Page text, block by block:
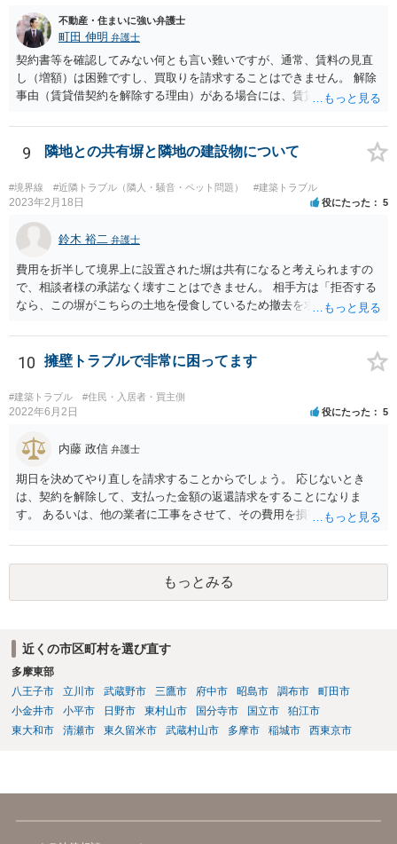
不動産・住まいに強い弁護士
町田 伸明 弁護士
契約書等を確認してみない何とも言い難いですが、通常、賃料の見直
し（増額）は困難ですし、買取りを請求することはできません。 解除
事由（賃貸借契約を解除する理由）がある場合には、賃貸借契約を解
めることができる状況であれば、事実上、賃料の見直し（増額）や買
取りの交渉をすることもあり得るでしょう。 反対に、明け渡しを求め
ることが難しいのであれば、賃料の見直し（増額）や買取りの交渉も
困難とならざるを得ないでしょう。 いずれにしても、（強制的な）明
け渡しなどの請求もお考えなのであれば、現況や契約書等の確認が不
可欠ですから、資料等一式を持参して弁護士にご相談された方がよい
かと思います。
9 隣地との共有塀と隣地の建設物について
#境界線 #近隣トラブル（隣人・騒音・ペット問題） #建築トラブル
2023年2月18日 役にたった 5
鈴木 裕二 弁護士
費用を折半して境界上に設置された塀は共有になると考えられますの
で、相談者様の承諾なく壊すことはできません。 相手方は「拒否する
なら、この塀がこちらの土地を侵食しているため撤去を求める手続き
ているわけですから、相談者様の同意なく塀の撤去を求めることは法
的には難しいように思われます。 また、「隣地（相談者様）の許可」
というのが何の許可を示しているのか判然としませんが、一般に、高
層建築物の建築確認を得る際は、近隣住民と協議してその建築に関し
同意を得るよう行政指導が行われておりますので、（推測になってし
たのかもしれません。 近隣住民の同意は必須の要件ではないため、直
ちに建築確認自体が取り消されるわけではございませんが、虚偽の申
請を行ったことについて申請者の責任を追及する余地はあろうかと存
じます。 お話をお聞きする限り、相手方のやり口は非常に強引かつ高
圧的で、相談者様が恐怖を感じるのは無理もないことかと思います。
取った」ということについて説明を求める旨を記載した通知書を送り
士に任せることができ、相手方と話さなければならないという精神的
なご負担をなくすこともできます。 相手方に恐怖を感じ、ご自身で話
し合いを行うことができそうにないようでしたら、一度弁護士に依頼
することをご検討いただくのがよろしいかもしれません。 ご参考にな
れば幸いです。
10 擁壁トラブルで非常に困ってます
#建築トラブル #住民・入居者・買主側
2022年6月2日 役にたった 5
内藤 政信 弁護士
期日を決めてやり直しを請求することからでしょう。 応じないとき
は、契約を解除して、支払った金額の返還請求をすることになりま
す。 あるいは、他の業者に工事をさせて、その費用を損害として請求
もっとみる
近くの市区町村を選び直す
多摩東部
八王子市
立川市 武蔵野市 三鷹市 府中市 昭島市 調布市
町田市
小金井市
小平市 日野市 東村山市 国分寺市 国立市
狛江市
東大和市
清瀬市 東久留米市 武蔵村山市 多摩市 稲城市 西東京市